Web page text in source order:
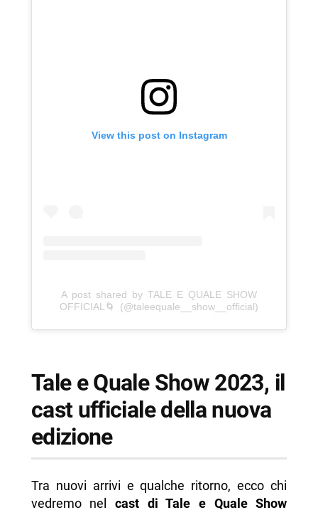
View this post on Instagram
A post shared by TALE E QUALE SHOW
OFFICIAL🌀 (@taleequale__show__official)
Tale e Quale Show 2023, il
cast ufficiale della nuova
edizione
Tra nuovi arrivi e qualche ritorno, ecco chi
vedremo nelcast di Tale e Quale Show